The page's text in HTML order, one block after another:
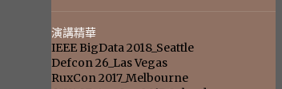
演講精華
IEEE BigData 2018_Seattle
Defcon 26_Las Vegas
RuxCon 2017_Melbourne